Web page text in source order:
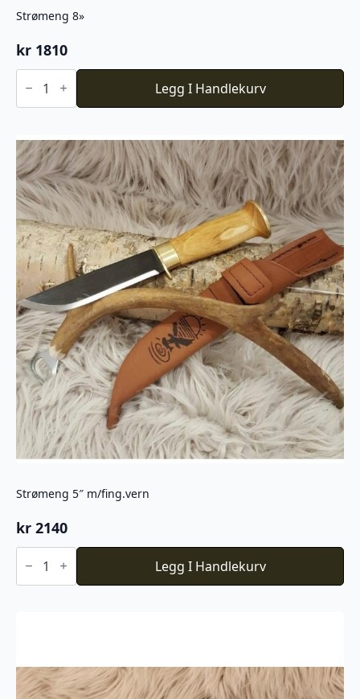
Strømeng 8»
kr 1810
Strømeng
8'' Legg I Handlekurv
Strømeng 5″ m/fing.vern
kr 2140
Strømeng
5"
m/fing.vern
antall
Legg I Handlekurv